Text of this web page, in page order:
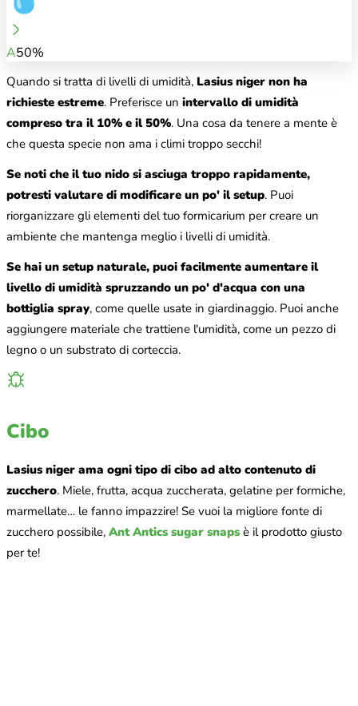
A50%
Quando si tratta di livelli di umidità, Lasius niger non ha
richieste estreme. Preferisce un intervallo di umidità
compreso tra il 10% e il 50%. Una cosa da tenere a mente è
che questa specie non ama i climi troppo secchi!
Se noti che il tuo nido si asciuga troppo rapidamente,
potresti valutare di modificare un po' il setup. Puoi
riorganizzare gli elementi del tuo formicarium per creare un
ambiente che mantenga meglio i livelli di umidità.
Se hai un setup naturale, puoi facilmente aumentare il
livello di umidità spruzzando un po' d'acqua con una
bottiglia spray, come quelle usate in giardinaggio. Puoi anche
aggiungere materiale che trattiene l'umidità, come un pezzo di
legno o un substrato di corteccia.
Cibo
Lasius niger ama ogni tipo di cibo ad alto contenuto di
zucchero. Miele, frutta, acqua zuccherata, gelatine per formiche,
marmellate… le fanno impazzire! Se vuoi la migliore fonte di
zucchero possibile, Ant Antics sugar snaps è il prodotto giusto
per te!